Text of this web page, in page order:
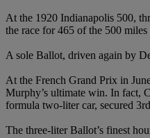
At the 1920 Indianapolis 500,
the race for 465 of the 500
A sole Ballot, driven again by
At the French Grand Prix in
Murphy’s ultimate win. In fact,
formula two-liter car, secured
The three-liter Ballot’s finest